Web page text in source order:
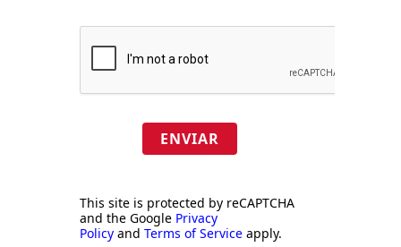
ENVIAR
This site is protected by reCAPTCHA
and the Google Privacy
Policy and Terms of Service apply.